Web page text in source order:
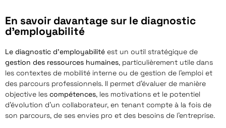
En savoir davantage sur le diagnostic
d'employabilité
Le diagnostic d’employabilité est un outil stratégique de
gestion des ressources humaines, particulièrement utile dans
les contextes de mobilité interne ou de gestion de l’emploi et
des parcours professionnels. Il permet d’évaluer de manière
objective les compétences, les motivations et le potentiel
d’évolution d’un collaborateur, en tenant compte à la fois de
son parcours, de ses envies pro et des besoins de l’entreprise.